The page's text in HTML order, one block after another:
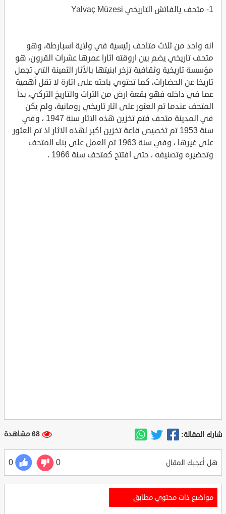
1- متحف يالفاتش التاريخي Yalvaç Müzesi
انه واحد من ثلاث متاحف رئيسية في ولاية اسبارطة، وهو
متحف تاريخي يضم بين اروقته اثارا عمرها عشرات القرون، هو
مؤسسة تاريخية وثقافية تزخر ابنيتها بالأثار الثمينة التي تجمل
تاريخا عن الحضارات، كما تحتوي باحته على اثارة لا تقل أهمية
عما في داخله فهو بقعة ارض من التراث والتاريخ التركي، بدأ
المتحف عندما تم العثور على اثار تاريخي رومانية، ولم يكن
في المدينة متحف فتم تخزين هذه الاثار سنة 1947 ، وفي
سنة 1953 تم تخصيص قاعة تخزين اكبر لهذه الاثار اذ تم العثور
على غيرها ، وفي سنة 1963 تم العمل على بناء المتحف
وتحضيره وتصنيفه ، حتى افتتح كمتحف سنة 1966 .
شارك المقالة: 68 مشاهدة
هل أعجبك المقال 0
0
مواضيع ذات محتوي مطابق